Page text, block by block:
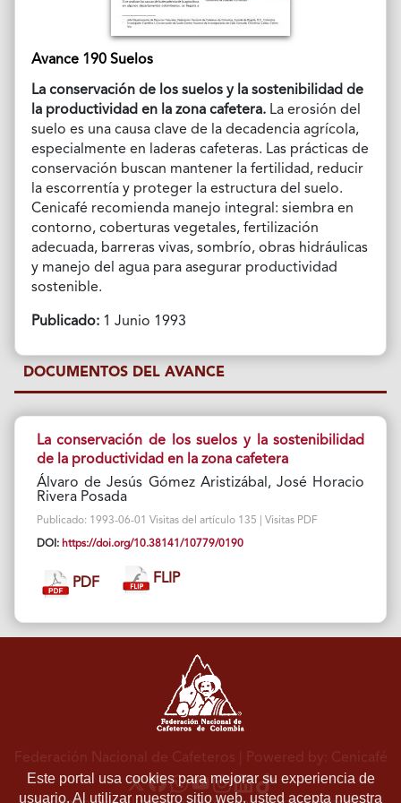
Avance 190 Suelos
La conservación de los suelos y la sostenibilidad de
la productividad en la zona cafetera. La erosión del
suelo es una causa clave de la decadencia agrícola,
especialmente en laderas cafeteras. Las prácticas de
conservación buscan mantener la fertilidad, reducir
la escorrentía y proteger la estructura del suelo.
Cenicafé recomienda manejo integral: siembra en
contorno, coberturas vegetales, fertilización
adecuada, barreras vivas, sombrío, obras hidráulicas
y manejo del agua para asegurar productividad
sostenible.
Publicado:1 Junio 1993
DOCUMENTOS DEL AVANCE
La conservación de los suelos y la sostenibilidad
de la productividad en la zona cafetera
Álvaro de Jesús Gómez Aristizábal, José Horacio
Rivera Posada
Publicado: 1993-06-01 Visitas del artículo 135 | Visitas PDF
DOI: https://doi.org/10.38141/10779/0190
PDF FLIP
Este portal usa cookies para mejorar su experiencia de
usuario. Al utilizar nuestro sitio web, usted acepta nuestra
Federación Nacional de Cafeteros | Powered by: Cenicafé